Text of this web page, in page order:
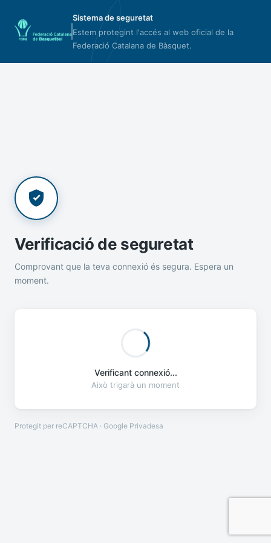
Sistema de seguretat
Estem protegint l'accés al web oficial de la
Federació Catalana de Bàsquet.
Verificació de seguretat
Comprovant que la teva connexió és segura. Espera un
moment.
Verificant connexió...
Això trigarà un moment
Protegit per reCAPTCHA · Google Privadesa